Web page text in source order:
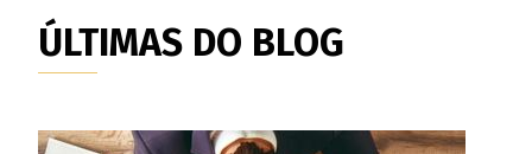
ÚLTIMAS DO BLOG